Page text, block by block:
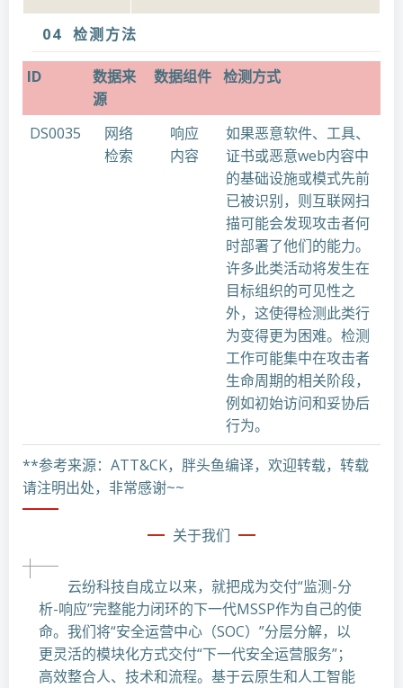
04 检测方法
ID
数据来
源
数据组件 检测方式
DS0035
网络
检索
响应
内容
如果恶意软件、工具、
证书或恶意web内容中
的基础设施或模式先前
已被识别，则互联网扫
描可能会发现攻击者何
时部署了他们的能力。
许多此类活动将发生在
目标组织的可见性之
外，这使得检测此类行
为变得更为困难。检测
工作可能集中在攻击者
生命周期的相关阶段，
例如初始访问和妥协后
行为。
**参考来源：ATT&CK，胖头鱼编译，欢迎转载，转载
请注明出处，非常感谢~~
关于我们
云纷科技自成立以来，就把成为交付“监测-分
析-响应”完整能力闭环的下一代MSSP作为自己的使
命。我们将“安全运营中心（SOC）”分层分解，以
更灵活的模块化方式交付“下一代安全运营服务”；
高效整合人、技术和流程。基于云原生和人工智能